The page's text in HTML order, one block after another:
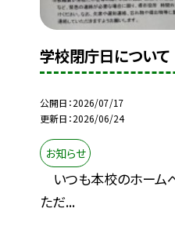
学校閉庁日について
公開日 2026/07/17
更新日 2026/06/24
お知らせ
いつも本校のホーム
ただ...